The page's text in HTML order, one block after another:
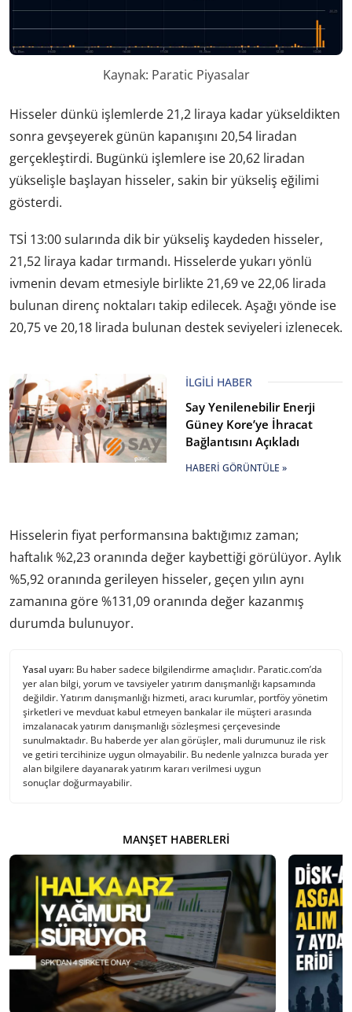
Kaynak: Paratic Piyasalar
Hisseler dünkü işlemlerde 21,2 liraya kadar yükseldikten
sonra gevşeyerek günün kapanışını 20,54 liradan
gerçekleştirdi. Bugünkü işlemlere ise 20,62 liradan
yükselişle başlayan hisseler, sakin bir yükseliş eğilimi
gösterdi.
TSİ 13:00 sularında dik bir yükseliş kaydeden hisseler,
21,52 liraya kadar tırmandı. Hisselerde yukarı yönlü
ivmenin devam etmesiyle birlikte 21,69 ve 22,06 lirada
bulunan direnç noktaları takip edilecek. Aşağı yönde ise
20,75 ve 20,18 lirada bulunan destek seviyeleri izlenecek.
İLGILI HABER
Say Yenilenebilir Enerji
Güney Kore’ye İhracat
Bağlantısını Açıkladı
HABERI GÖRÜNTÜLE »
Hisselerin fiyat performansına baktığımız zaman;
haftalık %2,23 oranında değer kaybettiği görülüyor. Aylık
%5,92 oranında gerileyen hisseler, geçen yılın aynı
zamanına göre %131,09 oranında değer kazanmış
durumda bulunuyor.
Yasal uyarı: Bu haber sadece bilgilendirme amaçlıdır. Paratic.com’da
yer alan bilgi, yorum ve tavsiyeler yatırım danışmanlığı kapsamında
değildir. Yatırım danışmanlığı hizmeti, aracı kurumlar, portföy yönetim
şirketleri ve mevduat kabul etmeyen bankalar ile müşteri arasında
imzalanacak yatırım danışmanlığı sözleşmesi çerçevesinde
sunulmaktadır. Bu haberde yer alan görüşler, mali durumunuz ile risk
ve getiri tercihinize uygun olmayabilir. Bu nedenle yalnızca burada yer
alan bilgilere dayanarak yatırım kararı verilmesi uygun
sonuçlar doğurmayabilir.
MANŞET HABERLERI